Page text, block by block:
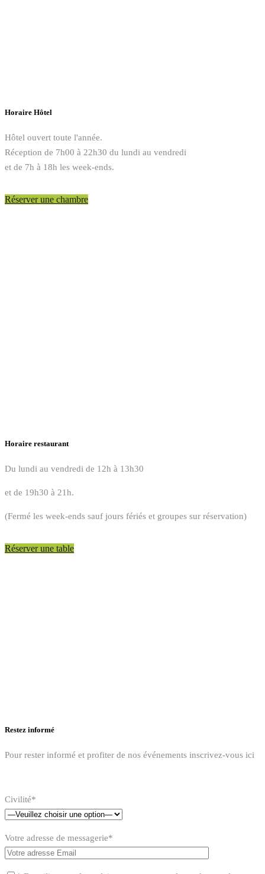
Horaire Hôtel
Hôtel ouvert toute l'année.
Réception de 7h00 à 22h30 du lundi au vendredi
et de 7h à 18h les week-ends.
Réserver une chambre
Horaire restaurant
Du lundi au vendredi de 12h à 13h30
et de 19h30 à 21h.
(Fermé les week-ends sauf jours fériés et groupes sur réservation)
Réserver une table
Restez informé
Pour rester informé et profiter de nos événements inscrivez-vous ici
Civilité*
Votre adresse de messagerie*